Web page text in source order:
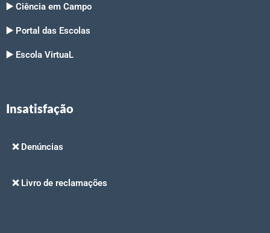
▶️ Ciência em Campo
▶️ Portal das Escolas
▶️ Escola VirtuaL
Insatisfação
❌ Denúncias
❌ Livro de reclamações